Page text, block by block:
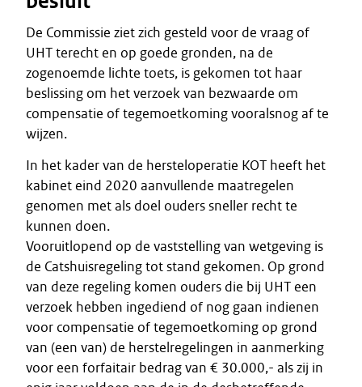
De Commissie ziet zich gesteld voor de vraag of
UHT terecht en op goede gronden, na de
zogenoemde lichte toets, is gekomen tot haar
beslissing om het verzoek van bezwaarde om
compensatie of tegemoetkoming vooralsnog af te
wijzen.
In het kader van de hersteloperatie KOT heeft het
kabinet eind 2020 aanvullende maatregelen
genomen met als doel ouders sneller recht te
kunnen doen.
Vooruitlopend op de vaststelling van wetgeving is
de Catshuisregeling tot stand gekomen. Op grond
van deze regeling komen ouders die bij UHT een
verzoek hebben ingediend of nog gaan indienen
voor compensatie of tegemoetkoming op grond
van (een van) de herstelregelingen in aanmerking
voor een forfaitair bedrag van € 30.000,- als zij in